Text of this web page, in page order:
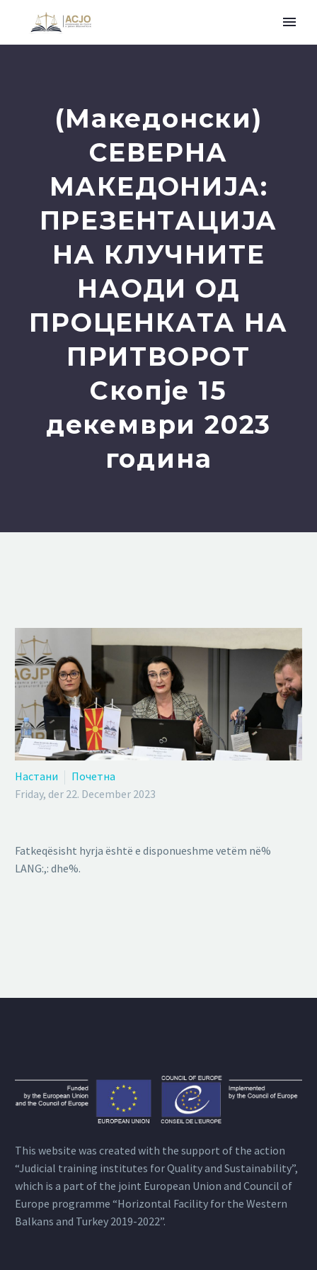
(Македонски)
СЕВЕРНА
МАКЕДОНИЈА:
ПРЕЗЕНТАЦИЈА
НА КЛУЧНИТЕ
НАОДИ ОД
ПРОЦЕНКАТА НА
ПРИТВОРОТ
Скопје 15
декември 2023
година
Настани
Почетна
Friday, der 22. December 2023
Fatkeqësisht hyrja është e disponueshme vetëm në%
LANG:,: dhe%.
This website was created with the support of the action
“Judicial training institutes for Quality and Sustainability”,
which is a part of the joint European Union and Council of
Europe programme “Horizontal Facility for the Western
Balkans and Turkey 2019-2022”.